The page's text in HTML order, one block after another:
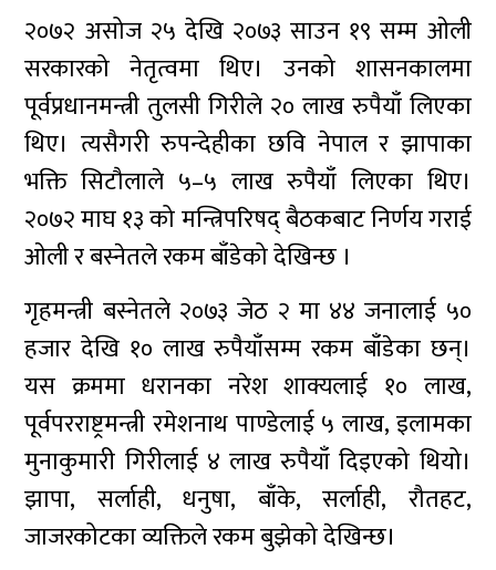
२०७२ असोज २५ देखि २०७३ साउन १९ सम्म ओली
सरकारको नेतृत्वमा थिए। उनको शासनकालमा
पूर्वप्रधानमन्त्री तुलसी गिरीले २० लाख रुपैयाँ लिएका
थिए। त्यसैगरी रुपन्देहीका छवि नेपाल र झापाका
भक्ति सिटौलाले ५–५ लाख रुपैयाँ लिएका थिए।
२०७२ माघ १३ को मन्त्रिपरिषद् बैठकबाट निर्णय गराई
ओली र बस्नेतले रकम बाँडेको देखिन्छ ।
गृहमन्त्री बस्नेतले २०७३ जेठ २ मा ४४ जनालाई ५०
हजार देखि १० लाख रुपैयाँसम्म रकम बाँडेका छन्।
यस क्रममा धरानका नरेश शाक्यलाई १० लाख,
पूर्वपरराष्ट्रमन्त्री रमेशनाथ पाण्डेलाई ५ लाख, इलामका
मुनाकुमारी गिरीलाई ४ लाख रुपैयाँ दिइएको थियो।
झापा, सर्लाही, धनुषा, बाँके, सर्लाही, रौतहट,
जाजरकोटका व्यक्तिले रकम बुझेको देखिन्छ।